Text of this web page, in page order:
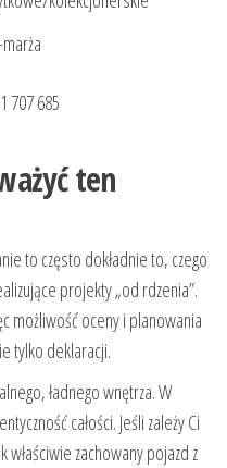
707 685
ten
to często dokładnie to, czego
projekty „od rdzenia”.
możliwość oceny i planowania
tylko deklaracji.
ładnego wnętrza. W
całości. Jeśli zależy Ci
zachowany pojazd z